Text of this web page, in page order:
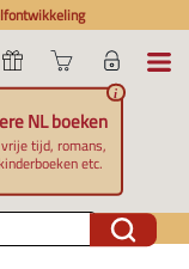
NL boeken
tijd, romans,
etc.
i